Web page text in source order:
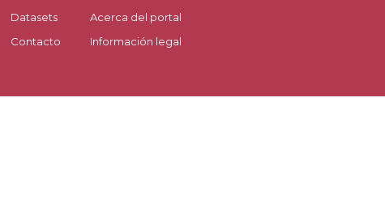
Datasets
Contacto
Acerca del portal
Información legal